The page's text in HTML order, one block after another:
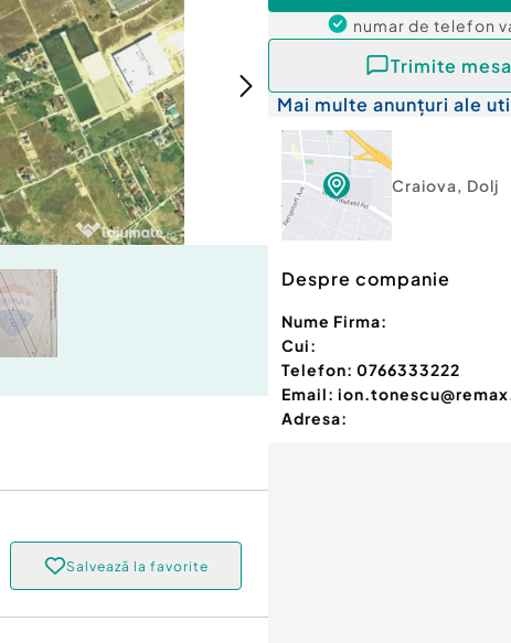
Salvează la favorite
numar de telefon
Trimite
Mai multe anunțuri ale
Craiova, Dolj
Despre companie
Nume Firma:
Cui:
Telefon: 0766333222
Email:
Adresa: